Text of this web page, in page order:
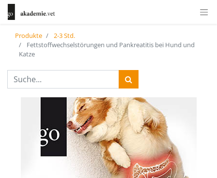
Produkte
2-3 Std.
Fettstoffwechselstörungen und Pankreatitis bei Hund und
Katze